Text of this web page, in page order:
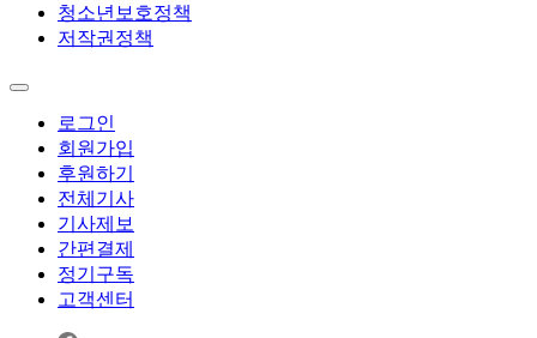
청소년보호정책
저작권정책
로그인
회원가입
후원하기
전체기사
기사제보
간편결제
정기구독
고객센터